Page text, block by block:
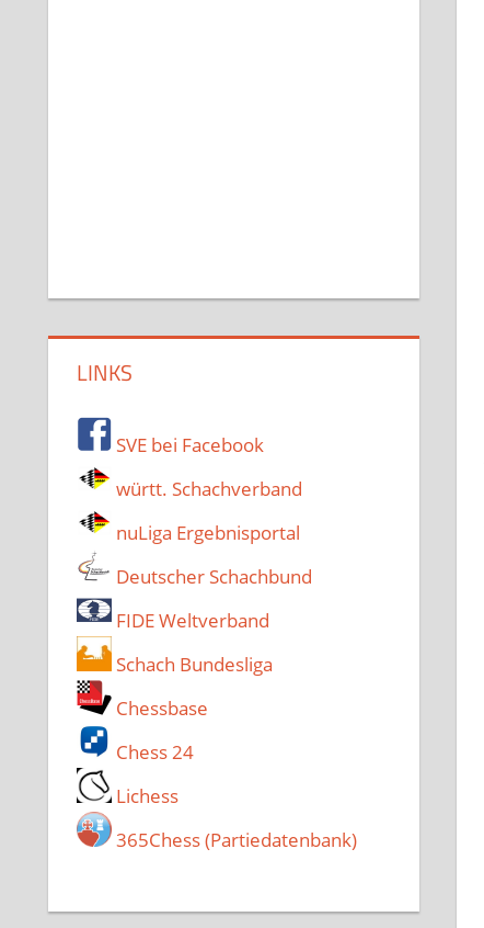
LINKS
SVE bei Facebook
württ. Schachverband
nuLiga Ergebnisportal
Deutscher Schachbund
FIDE Weltverband
Schach Bundesliga
Chessbase
Chess 24
Lichess
365Chess (Partiedatenbank)